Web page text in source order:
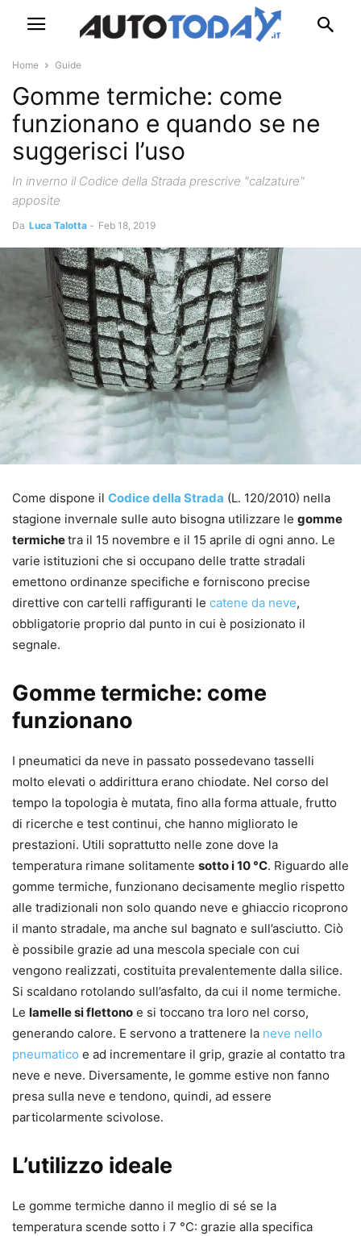
Home Guide
Gomme termiche: come
funzionano e quando se ne
suggerisci l’uso
In inverno il Codice della Strada prescrive "calzature"
apposite
Da Luca Talotta - Feb 18, 2019
Come dispone il Codice della Strada (L. 120/2010) nella
stagione invernale sulle auto bisogna utilizzare le gomme
termichetra il 15 novembre e il 15 aprile di ogni anno. Le
varie istituzioni che si occupano delle tratte stradali
emettono ordinanze specifiche e forniscono precise
direttive con cartelli raffiguranti le catene da neve,
obbligatorie proprio dal punto in cui è posizionato il
segnale.
Gomme termiche: come
funzionano
I pneumatici da neve in passato possedevano tasselli
molto elevati o addirittura erano chiodate. Nel corso del
tempo la topologia è mutata, fino alla forma attuale, frutto
di ricerche e test continui, che hanno migliorato le
prestazioni. Utili soprattutto nelle zone dove la
temperatura rimane solitamente sotto i 10 °C. Riguardo alle
gomme termiche, funzionano decisamente meglio rispetto
alle tradizionali non solo quando neve e ghiaccio ricoprono
il manto stradale, ma anche sul bagnato e sull’asciutto. Ciò
è possibile grazie ad una mescola speciale con cui
vengono realizzati, costituita prevalentemente dalla silice.
Si scaldano rotolando sull’asfalto, da cui il nome termiche.
Le lamelle si flettono e si toccano tra loro nel corso,
generando calore. E servono a trattenere la neve nello
pneumatico e ad incrementare il grip, grazie al contatto tra
neve e neve. Diversamente, le gomme estive non fanno
presa sulla neve e tendono, quindi, ad essere
particolarmente scivolose.
L’utilizzo ideale
Le gomme termiche danno il meglio di sé se la
temperatura scende sotto i 7 °C: grazie alla specifica